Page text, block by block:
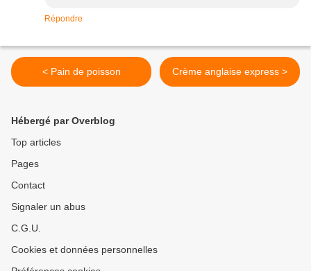
Répondre
< Pain de poisson Crème anglaise express >
Hébergé par Overblog
Top articles
Pages
Contact
Signaler un abus
C.G.U.
Cookies et données personnelles